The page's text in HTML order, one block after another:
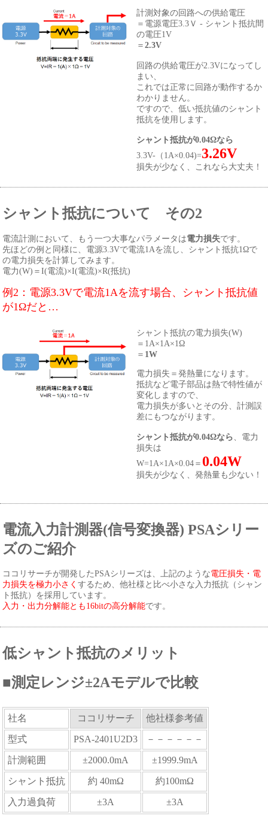
計測対象の回路への供給電圧
＝電源電圧3.3Ｖ - シャント抵抗間
の電圧1V
＝2.3V
回路の供給電圧が2.3Vになってし
まい、
これでは正常に回路が動作するか
わかりません。
ですので、低い抵抗値のシャント
抵抗を使用します。
シャント抵抗が0.04Ωなら
3.3V-（1A×0.04)=3.26V
損失が少なく、これなら大丈夫！
シャント抵抗について その2
電流計測において、もう一つ大事なパラメータは電力損失です。
先ほどの例と同様に、電源3.3Vで電流1Aを流し、シャント抵抗1Ωで
の電力損失を計算してみます。
電力(W)＝I(電流)×I(電流)×R(抵抗)
例2：電源3.3Vで電流1Aを流す場合、シャント抵抗値
が1Ωだと…
シャント抵抗の電力損失(W)
＝1A×1A×1Ω
＝ 1W
電力損失＝発熱量になります。
抵抗など電子部品は熱で特性値が
変化しますので、
電力損失が多いとその分、計測誤
差にもつながります。
シャント抵抗が0.04Ωなら 、電力
損失は
W=1A×1A×0.04＝ 0.04W
損失が少なく、発熱量も少ない！
電流入力計測器(信号変換器) PSAシリー
ズのご紹介
ココリサーチが開発したPSAシリーズは、上記のような電圧損失・電
力損失を極力小さくするため、他社様と比べ小さな入力抵抗（シャン
ト抵抗）を採用しています。
入力・出力分解能とも16bitの高分解能です。
低シャント抵抗のメリット
■測定レンジ±2Aモデルで比較
社名 ココリサーチ 他社様参考値
型式 PSA-2401U2D3 －－－－－－
計測範囲 ±2000.0mA ±1999.9mA
シャント抵抗 約 40mΩ 約100mΩ
入力過負荷 ±3A ±3A